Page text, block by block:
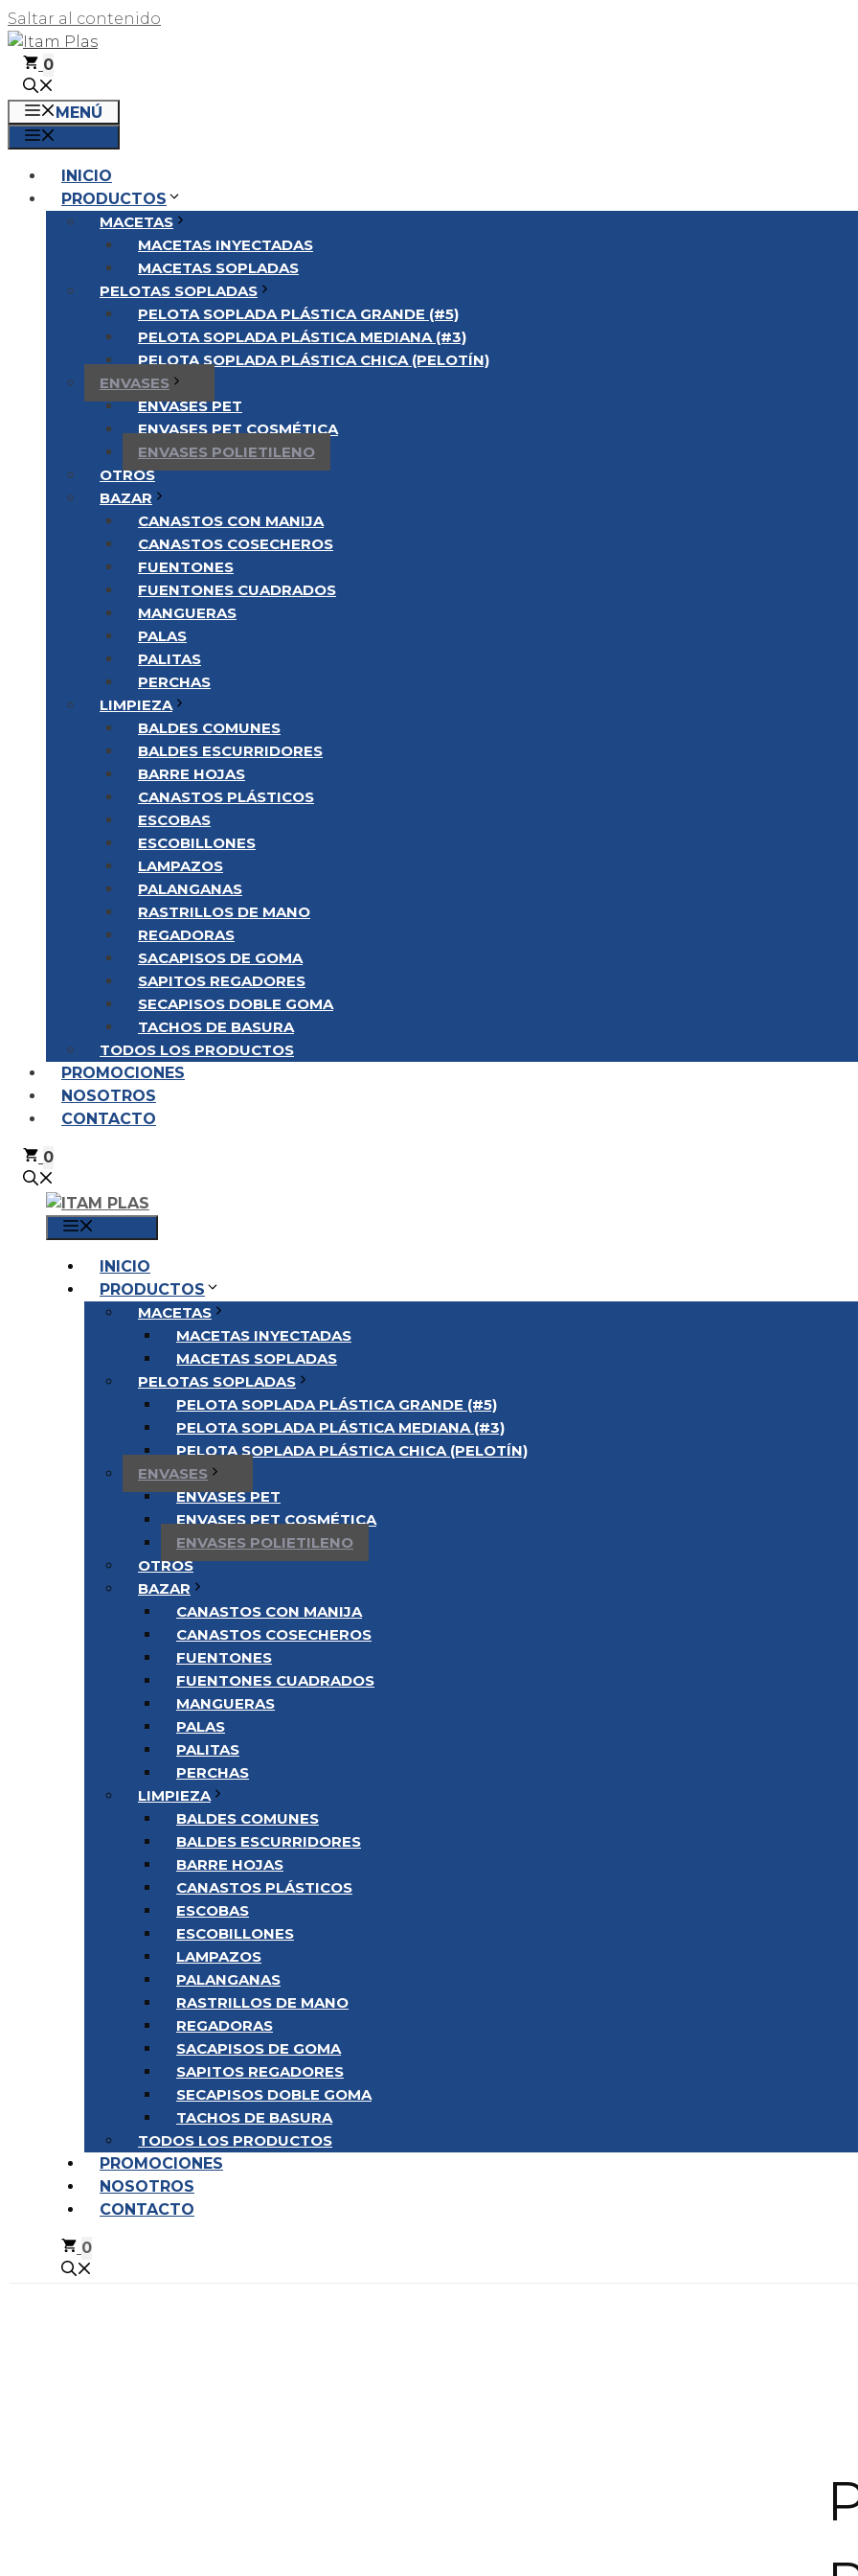
Saltar al contenido
0
MENÚ
INICIO
PRODUCTOS
MACETAS
MACETAS INYECTADAS
MACETAS SOPLADAS
PELOTAS SOPLADAS
PELOTA SOPLADA PLÁSTICA GRANDE (#5)
PELOTA SOPLADA PLÁSTICA MEDIANA (#3)
PELOTA SOPLADA PLÁSTICA CHICA (PELOTÍN)
ENVASES
ENVASES PET
ENVASES PET COSMÉTICA
ENVASES POLIETILENO
OTROS
BAZAR
CANASTOS CON MANIJA
CANASTOS COSECHEROS
FUENTONES
FUENTONES CUADRADOS
MANGUERAS
PALAS
PALITAS
PERCHAS
LIMPIEZA
BALDES COMUNES
BALDES ESCURRIDORES
BARRE HOJAS
CANASTOS PLÁSTICOS
ESCOBAS
ESCOBILLONES
LAMPAZOS
PALANGANAS
RASTRILLOS DE MANO
REGADORAS
SACAPISOS DE GOMA
SAPITOS REGADORES
SECAPISOS DOBLE GOMA
TACHOS DE BASURA
TODOS LOS PRODUCTOS
PROMOCIONES
NOSOTROS
CONTACTO
0
INICIO
PRODUCTOS
MACETAS
MACETAS INYECTADAS
MACETAS SOPLADAS
PELOTAS SOPLADAS
PELOTA SOPLADA PLÁSTICA GRANDE (#5)
PELOTA SOPLADA PLÁSTICA MEDIANA (#3)
PELOTA SOPLADA PLÁSTICA CHICA (PELOTÍN)
ENVASES
ENVASES PET
ENVASES PET COSMÉTICA
ENVASES POLIETILENO
OTROS
BAZAR
CANASTOS CON MANIJA
CANASTOS COSECHEROS
FUENTONES
FUENTONES CUADRADOS
MANGUERAS
PALAS
PALITAS
PERCHAS
LIMPIEZA
BALDES COMUNES
BALDES ESCURRIDORES
BARRE HOJAS
CANASTOS PLÁSTICOS
ESCOBAS
ESCOBILLONES
LAMPAZOS
PALANGANAS
RASTRILLOS DE MANO
REGADORAS
SACAPISOS DE GOMA
SAPITOS REGADORES
SECAPISOS DOBLE GOMA
TACHOS DE BASURA
TODOS LOS PRODUCTOS
PROMOCIONES
NOSOTROS
CONTACTO
0